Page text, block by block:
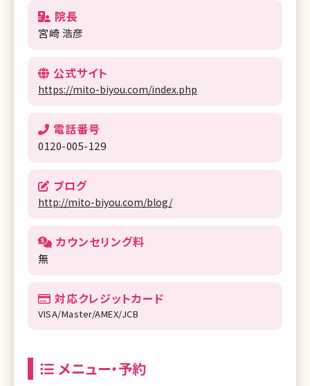
院長
宮崎 浩彦
公式サイト
https://mito-biyou.com/index.php
電話番号
0120-005-129
ブログ
http://mito-biyou.com/blog/
カウンセリング料
無
対応クレジットカード
VISA/Master/AMEX/JCB
メニュー・予約